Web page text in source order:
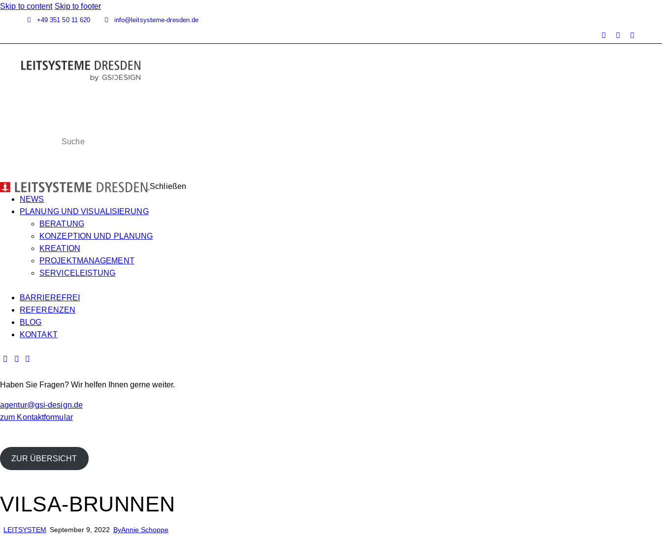
Skip to content Skip to footer
+49 351 50 11 620 info@leitsysteme-dresden.de
Schließen
NEWS
PLANUNG UND VISUALI­SIE­RUNG
BERATUNG
KONZEPTION UND PLANUNG
KREATION
PROJEKTMANAGEMENT
SERVICELEISTUNG
BARRIEREFREI
REFERENZEN
BLOG
KONTAKT
Haben Sie Fragen? Wir helfen Ihnen gerne weiter.
agentur@gsi-design.de
zum Kontaktformular
ZUR ÜBERSICHT
VILSA-BRUNNEN
LEITSYSTEM September 9, 2022 ByAnnie Schoppe